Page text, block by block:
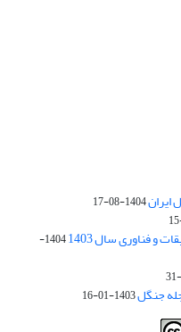
1404-08-17
و فناوری سال 1403
1404-
جنگل1403-01-16